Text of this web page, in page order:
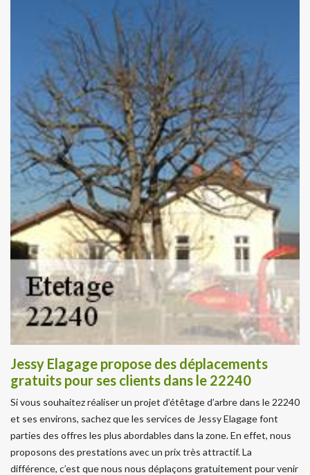
Jessy Elagage propose des déplacements
gratuits pour ses clients dans le 22240
Si vous souhaitez réaliser un projet d’étêtage d’arbre dans le 22240
et ses environs, sachez que les services de Jessy Elagage font
parties des offres les plus abordables dans la zone. En effet, nous
proposons des prestations avec un prix très attractif. La
différence, c’est que nous nous déplaçons gratuitement pour venir